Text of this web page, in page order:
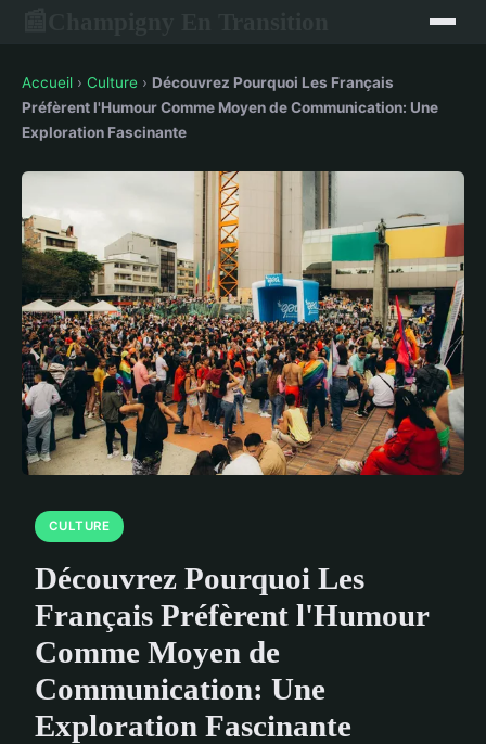
Accueil › Culture › Découvrez Pourquoi Les Français
Préfèrent l'Humour Comme Moyen de Communication: Une
Exploration Fascinante
CULTURE
Découvrez Pourquoi Les
Français Préfèrent l'Humour
Comme Moyen de
Communication: Une
Exploration Fascinante